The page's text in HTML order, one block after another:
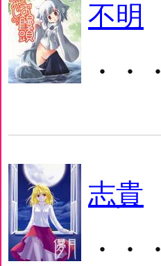
不明
・・・
志貴
・・・